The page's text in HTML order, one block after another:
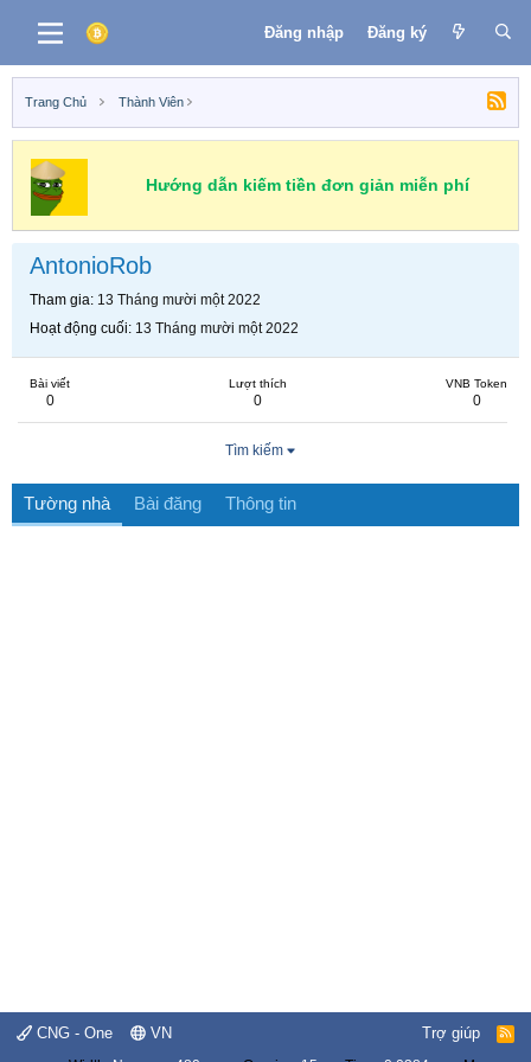
Đăng nhập Đăng ký
Trang Chủ Thành Viên
Hướng dẫn kiếm tiền đơn giản miễn phí
AntonioRob
Tham gia 13 Tháng mười một 2022
Hoạt động cuối 13 Tháng mười một 2022
Bài viết
0
Lượt thích
0
VNB Token
0
Tìm kiếm
Tường nhà Bài đăng Thông tin
CNG - One VN Trợ giúp
R